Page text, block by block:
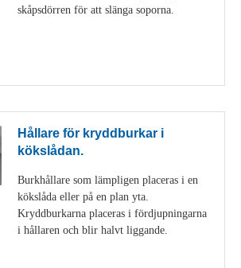
skåpsdörren för att slänga soporna.
Hållare för kryddburkar i
kökslådan.
Burkhållare som lämpligen placeras i en
kökslåda eller på en plan yta.
Kryddburkarna placeras i fördjupningarna
i hållaren och blir halvt liggande.